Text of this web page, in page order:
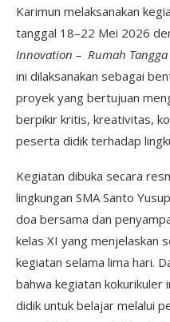
Karimun melaksanakan
tanggal 18–22 Mei 2026
Innovation – Rumah
ini dilaksanakan sebagai
proyek yang bertujuan
berpikir kritis, kreativitas,
peserta didik terhadap
Kegiatan dibuka secara
lingkungan SMA Santo
doa bersama dan
kelas XI yang menjelaskan
kegiatan selama lima hari.
bahwa kegiatan kokurikuler
didik untuk belajar melalui